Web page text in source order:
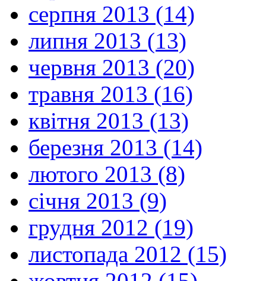
серпня 2013 (14)
липня 2013 (13)
червня 2013 (20)
травня 2013 (16)
квітня 2013 (13)
березня 2013 (14)
лютого 2013 (8)
січня 2013 (9)
грудня 2012 (19)
листопада 2012 (15)